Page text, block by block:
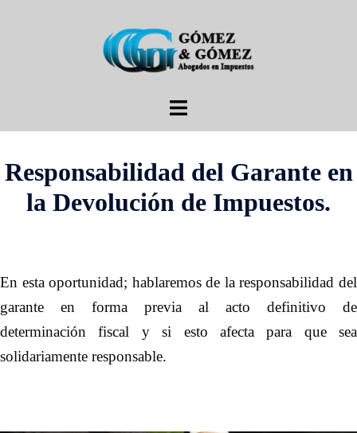
Alternar
Responsabilidad del Garante en
la Devolución de Impuestos.
En esta oportunidad; hablaremos de la responsabilidad del
garante en forma previa al acto definitivo de
determinación fiscal y si esto afecta para que sea
solidariamente responsable.